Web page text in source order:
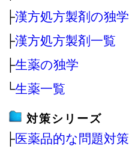
├漢方処方製剤の独学
├漢方処方製剤一覧
├生薬の独学
└生薬一覧
対策シリーズ
├医薬品的な問題対策